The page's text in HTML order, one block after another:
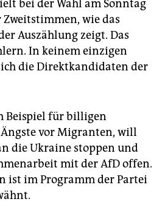
bei der Wahl am Sonntag
wie das
Auszählung zeigt. Das
In keinem einzigen
die Direktkandidaten der
Beispiel für billigen
vor Migranten, will
die Ukraine stoppen und
mit der AfD offen.
ist im Programm der Partei